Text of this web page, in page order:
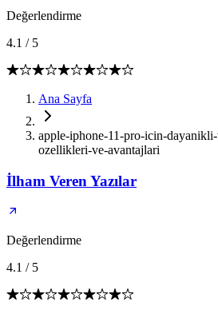
Değerlendirme
4.1 / 5
Ana Sayfa
apple-iphone-11-pro-icin-
ozellikleri-ve-avantajlari
İlham Veren Yazılar
Değerlendirme
4.1 / 5